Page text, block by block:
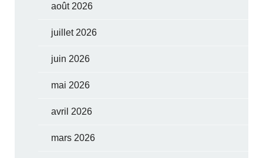
août 2026
juillet 2026
juin 2026
mai 2026
avril 2026
mars 2026